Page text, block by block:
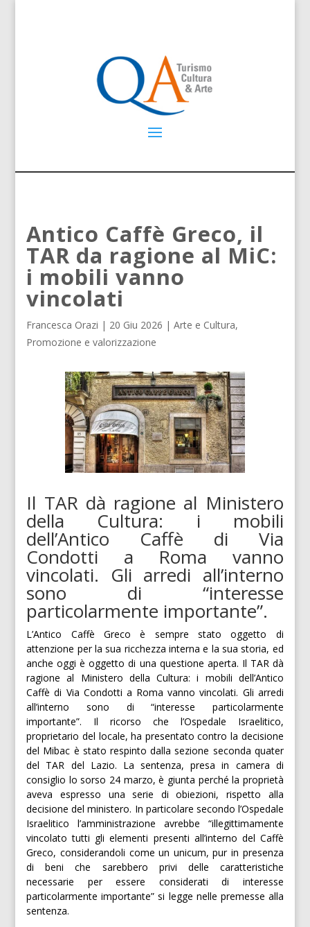
Antico Caffè Greco, il
TAR da ragione al MiC:
i mobili vanno
vincolati
Francesca Orazi | 20 Giu 2026 |Arte e Cultura,
Promozione e valorizzazione
Il TAR dà ragione al Ministero
della Cultura: i mobili
dell’Antico Caffè di Via
Condotti a Roma vanno
vincolati. Gli arredi all’interno
sono di “interesse
particolarmente importante”.
L’Antico Caffè Greco è sempre stato oggetto di
attenzione per la sua ricchezza interna e la sua storia, ed
anche oggi è oggetto di una questione aperta. Il TAR dà
ragione al Ministero della Cultura: i mobili dell’Antico
Caffè di Via Condotti a Roma vanno vincolati. Gli arredi
all’interno sono di “interesse particolarmente
importante”. Il ricorso che l’Ospedale Israelitico,
proprietario del locale, ha presentato contro la decisione
del Mibac è stato respinto dalla sezione seconda quater
del TAR del Lazio. La sentenza, presa in camera di
consiglio lo sorso 24 marzo, è giunta perché la proprietà
aveva espresso una serie di obiezioni, rispetto alla
decisione del ministero. In particolare secondo l’Ospedale
Israelitico l’amministrazione avrebbe “illegittimamente
vincolato tutti gli elementi presenti all’interno del Caffè
Greco, considerandoli come un unicum, pur in presenza
di beni che sarebbero privi delle caratteristiche
necessarie per essere considerati di interesse
particolarmente importante” si legge nelle premesse alla
sentenza.